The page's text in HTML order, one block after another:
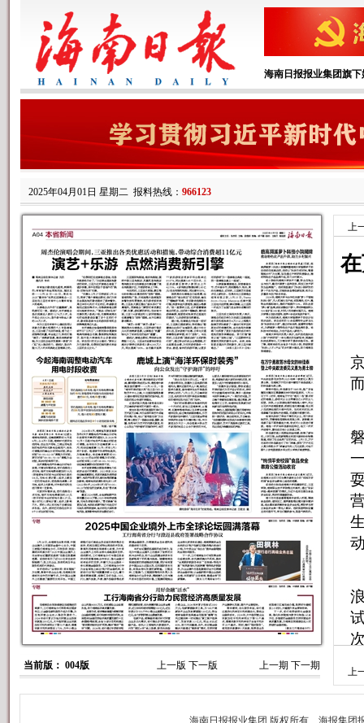
海南日报报业集团旗下
2025年04月01日 星期二 报料热线： 966123
当前版： 004版 上一版 下一版 上一期 下一期
上
上